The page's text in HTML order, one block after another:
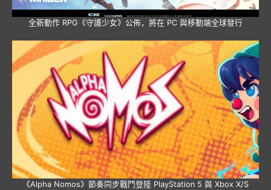
全新動作 RPG《守護少女》公佈，將在 PC 與移動端全球發行
《Alpha Nomos》節奏同步戰鬥登陸 PlayStation 5 與 Xbox X/S